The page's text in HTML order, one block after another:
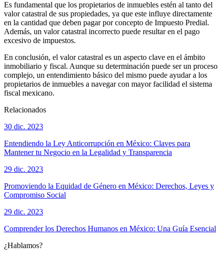
Es fundamental que los propietarios de inmuebles estén al tanto del
valor catastral de sus propiedades, ya que este influye directamente
en la cantidad que deben pagar por concepto de Impuesto Predial.
Además, un valor catastral incorrecto puede resultar en el pago
excesivo de impuestos.
En conclusión, el valor catastral es un aspecto clave en el ámbito
inmobiliario y fiscal. Aunque su determinación puede ser un proceso
complejo, un entendimiento básico del mismo puede ayudar a los
propietarios de inmuebles a navegar con mayor facilidad el sistema
fiscal mexicano.
Relacionados
30 dic. 2023
Entendiendo la Ley Anticorrupción en México: Claves para
Mantener tu Negocio en la Legalidad y Transparencia
29 dic. 2023
Promoviendo la Equidad de Género en México: Derechos, Leyes y
Compromiso Social
29 dic. 2023
Comprender los Derechos Humanos en México: Una Guía Esencial
¿Hablamos?